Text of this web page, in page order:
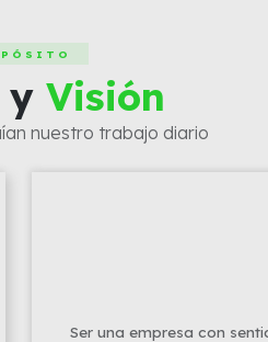
y Visión
nuestro trabajo diario
Ser una empresa con